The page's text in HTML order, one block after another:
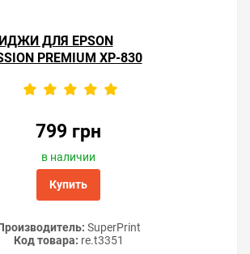
ДЛЯ EPSON
PREMIUM XP-830
799 грн
в наличии
Купить
SuperPrint
Код товара: re.t3351